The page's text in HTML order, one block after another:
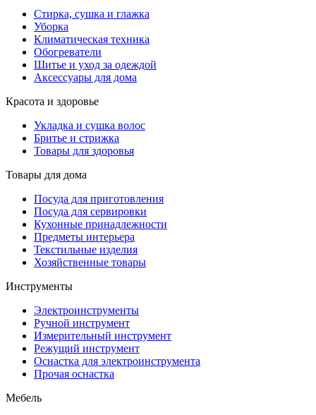
Стирка, сушка и глажка
Уборка
Климатическая техника
Обогреватели
Шитье и уход за одеждой
Аксессуары для дома
Красота и здоровье
Укладка и сушка волос
Бритье и стрижка
Товары для здоровья
Товары для дома
Посуда для приготовления
Посуда для сервировки
Кухонные принадлежности
Предметы интерьера
Текстильные изделия
Хозяйственные товары
Инструменты
Электроинструменты
Ручной инструмент
Измерительный инструмент
Режущий инструмент
Оснастка для электроинструмента
Прочая оснастка
Мебель